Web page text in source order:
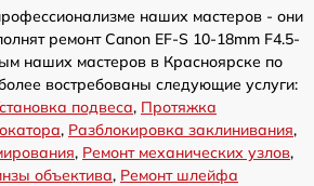
наших мастеров - они
ремонт Canon EF-S 10-18mm F4.5-
наших мастеров в Красноярске по
востребованы следующие услуги:
подвеса, Протяжка
, Разблокировка заклинивания,
, Ремонт механических узлов,
объектива, Ремонт шлейфа